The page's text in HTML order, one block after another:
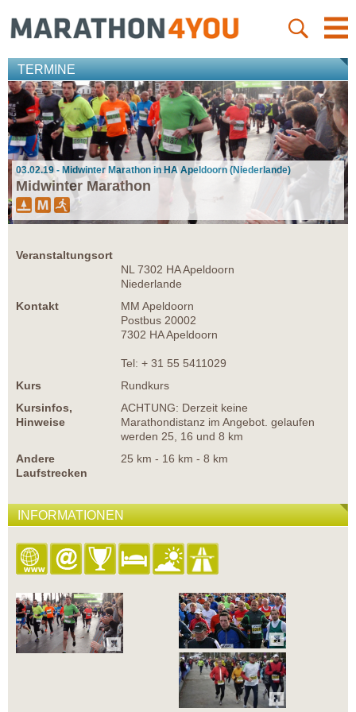
TERMINE
03.02.19 - Midwinter Marathon in HA Apeldoorn (Niederlande)
Midwinter Marathon
Veranstaltungsort
NL 7302 HA Apeldoorn
Niederlande
Kontakt
MM Apeldoorn
Postbus 20002
7302 HA Apeldoorn
Tel: + 31 55 5411029
Kurs
Rundkurs
Kursinfos,
Hinweise
ACHTUNG: Derzeit keine
Marathondistanz im Angebot. gelaufen
werden 25, 16 und 8 km
Andere
Laufstrecken
25 km - 16 km - 8 km
INFORMATIONEN